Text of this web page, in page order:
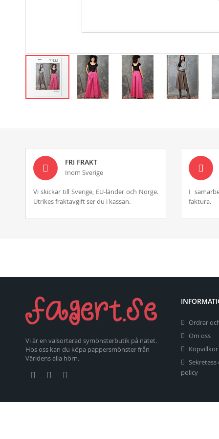
the
images
gallery
FRI FRAKT
Inom Sverige
Vi skickar till Sverige, EU-länder och Norge.
Utrikes fraktavgift ser du i kassan.
I
faktura.
Vi är en välsorterad symönsterbutik på nätet.
Hos oss kan du köpa pappersmönster från
Världens alla hörn.
Ordrar
Om oss
Köpvillkor
Sekretess
policy